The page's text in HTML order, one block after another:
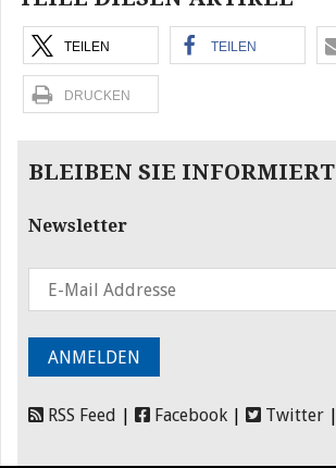
TEILEN TEILEN
DRUCKEN
BLEIBEN SIE INFORMIERT
Newsletter
RSS Feed Facebook Twitter